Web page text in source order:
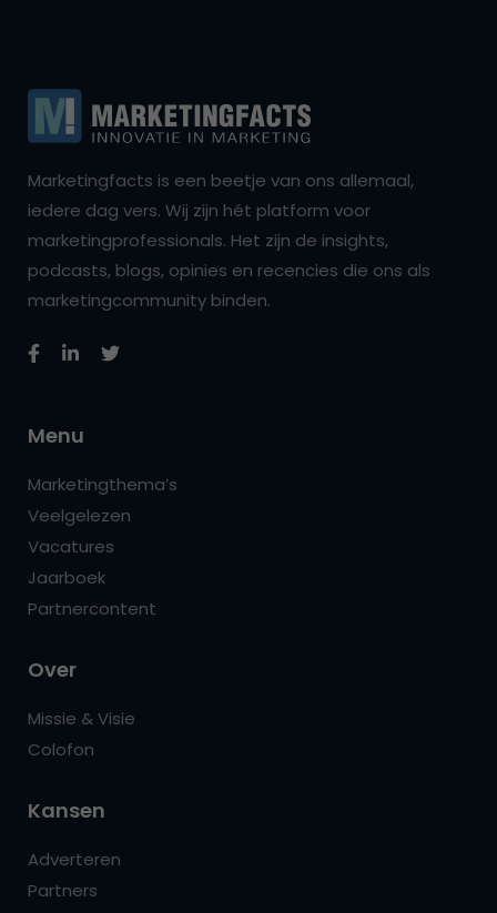
Marketingfacts is een beetje van ons allemaal,
iedere dag vers. Wij zijn hét platform voor
marketingprofessionals. Het zijn de insights,
podcasts, blogs, opinies en recencies die ons als
marketingcommunity binden.
Menu
Marketingthema’s
Veelgelezen
Vacatures
Jaarboek
Partnercontent
Over
Missie & Visie
Colofon
Kansen
Adverteren
Partners